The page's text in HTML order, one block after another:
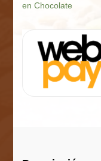
en Chocolate